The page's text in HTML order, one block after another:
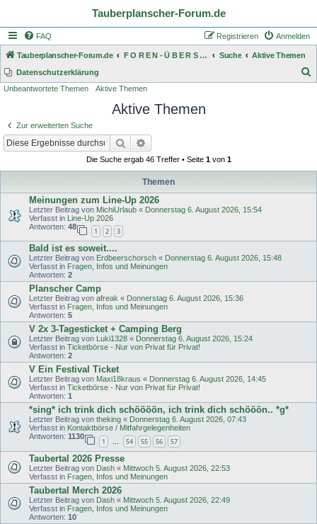
Tauberplanscher-Forum.de
FAQ Anmelden
Registrieren
Tauberplanscher-Forum.de F O R E N - Ü B E R S I C H T Suche
Aktive Themen
Datenschutzerklärung
Unbeantwortete Themen Aktive Themen
Aktive Themen
Zur erweiterten Suche
Suche
Die Suche ergab 46 Treffer • Seite 1von 1
Themen
Meinungen zum Line-Up 2026
Letzter Beitrag von MichiUrlaub « Donnerstag 6. August 2026, 15:54
Verfasst in Line-Up 2026
Antworten: 48
1 2 3
Bald ist es soweit....
Letzter Beitrag von Erdbeerschorsch « Donnerstag 6. August 2026, 15:48
Verfasst in Fragen, Infos und Meinungen
Antworten: 2
Planscher Camp
Letzter Beitrag von afreak « Donnerstag 6. August 2026, 15:36
Verfasst in Fragen, Infos und Meinungen
Antworten: 5
V 2x 3-Tagesticket + Camping Berg
Letzter Beitrag von Luki1328 « Donnerstag 6. August 2026, 15:24
Verfasst in Ticketbörse - Nur von Privat für Privat!
Antworten: 2
V Ein Festival Ticket
Letzter Beitrag von Maxi18kraus « Donnerstag 6. August 2026, 14:45
Verfasst in Ticketbörse - Nur von Privat für Privat!
Antworten: 1
*sing* ich trink dich schöööön, ich trink dich schööön.. *g*
Letzter Beitrag von theking « Donnerstag 6. August 2026, 07:43
Verfasst in Kontaktbörse / Mitfahrgelegenheiten
Antworten: 1130
1 … 54 55 56 57
Taubertal 2026 Presse
Letzter Beitrag von Dash « Mittwoch 5. August 2026, 22:53
Verfasst in Fragen, Infos und Meinungen
Taubertal Merch 2026
Letzter Beitrag von Dash « Mittwoch 5. August 2026, 22:49
Verfasst in Fragen, Infos und Meinungen
Antworten: 10